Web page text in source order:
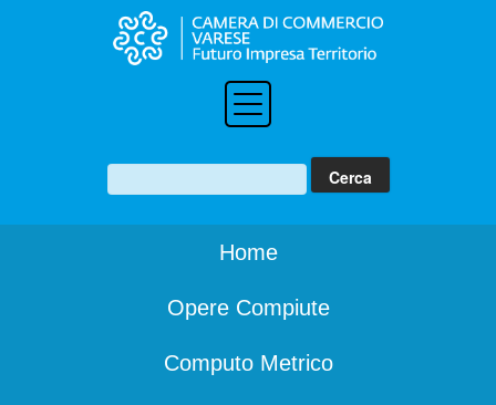
Home
Opere Compiute
Computo Metrico